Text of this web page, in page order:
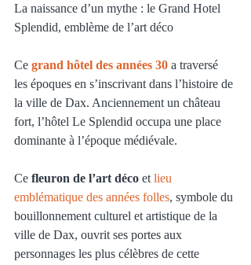
La naissance d’un mythe : le Grand Hotel
Splendid, emblème de l’art déco
Ce grand hôtel des années 30 a traversé
les époques en s’inscrivant dans l’histoire de
la ville de Dax. Anciennement un château
fort, l’hôtel Le Splendid occupa une place
dominante à l’époque médiévale.
Ce fleuron de l’art déco et lieu
emblématique des années folles, symbole du
bouillonnement culturel et artistique de la
ville de Dax, ouvrit ses portes aux
personnages les plus célèbres de cette